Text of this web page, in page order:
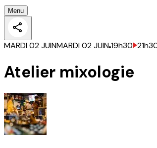
Menu
MARDI 02 JUINMARDI 02 JUIN19h30
Atelier mixologie